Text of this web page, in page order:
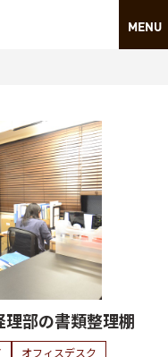
部の書類整理棚
オフィスデスク